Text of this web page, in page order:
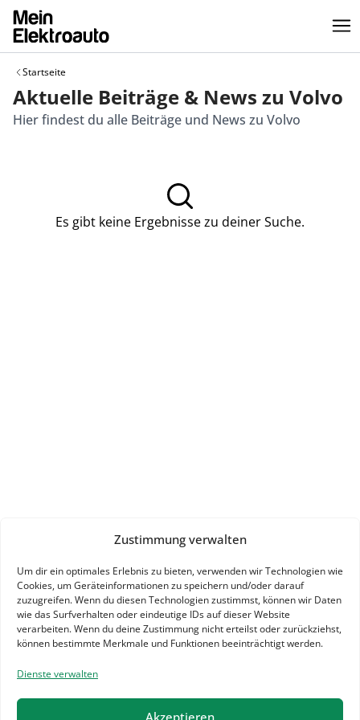
Zustimmung verwalten
Um dir ein optimales Erlebnis zu bieten, verwenden wir Technologien wie
Cookies, um Geräteinformationen zu speichern und/oder darauf
zuzugreifen. Wenn du diesen Technologien zustimmst, können wir Daten
wie das Surfverhalten oder eindeutige IDs auf dieser Website
verarbeiten. Wenn du deine Zustimmung nicht erteilst oder zurückziehst,
können bestimmte Merkmale und Funktionen beeinträchtigt werden.
Dienste verwalten
Akzeptieren
Startseite
Aktuelle Beiträge & News zu Volvo
Hier findest du alle Beiträge und News zu Volvo
Es gibt keine Ergebnisse zu deiner Suche.